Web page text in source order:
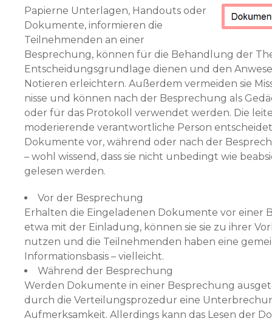
Papierne Unterlagen, Handouts oder
Dokumente, infor­mieren die
Teilnehmenden an einer
Besprechung, kön­nen für die Behandlung der
Entscheidungsgrundlage dienen und den
Notieren erleichtern. Außerdem vermeiden sie
nisse und können nach der Besprechung als
oder für das Protokoll verwendet werden. Die
moderierende verantwortliche Person
Dokumente vor, während oder nach der
– wohl wissend, dass sie nicht unbedingt wie
gelesen werden.
Vor der Besprechung
Erhalten die Eingeladenen Dokumente vor einer
etwa mit der Einladung, können sie sie zu ihrer
nutzen und die Teilnehmenden haben eine
Informationsbasis – vielleicht.
Während der Besprechung
Werden Dokumente in einer Besprechung
durch die Vertei­lungsprozedur eine
Aufmerksamkeit. Allerdings kann das Lesen der